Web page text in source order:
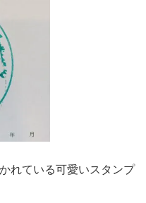
れている可愛いスタンプ